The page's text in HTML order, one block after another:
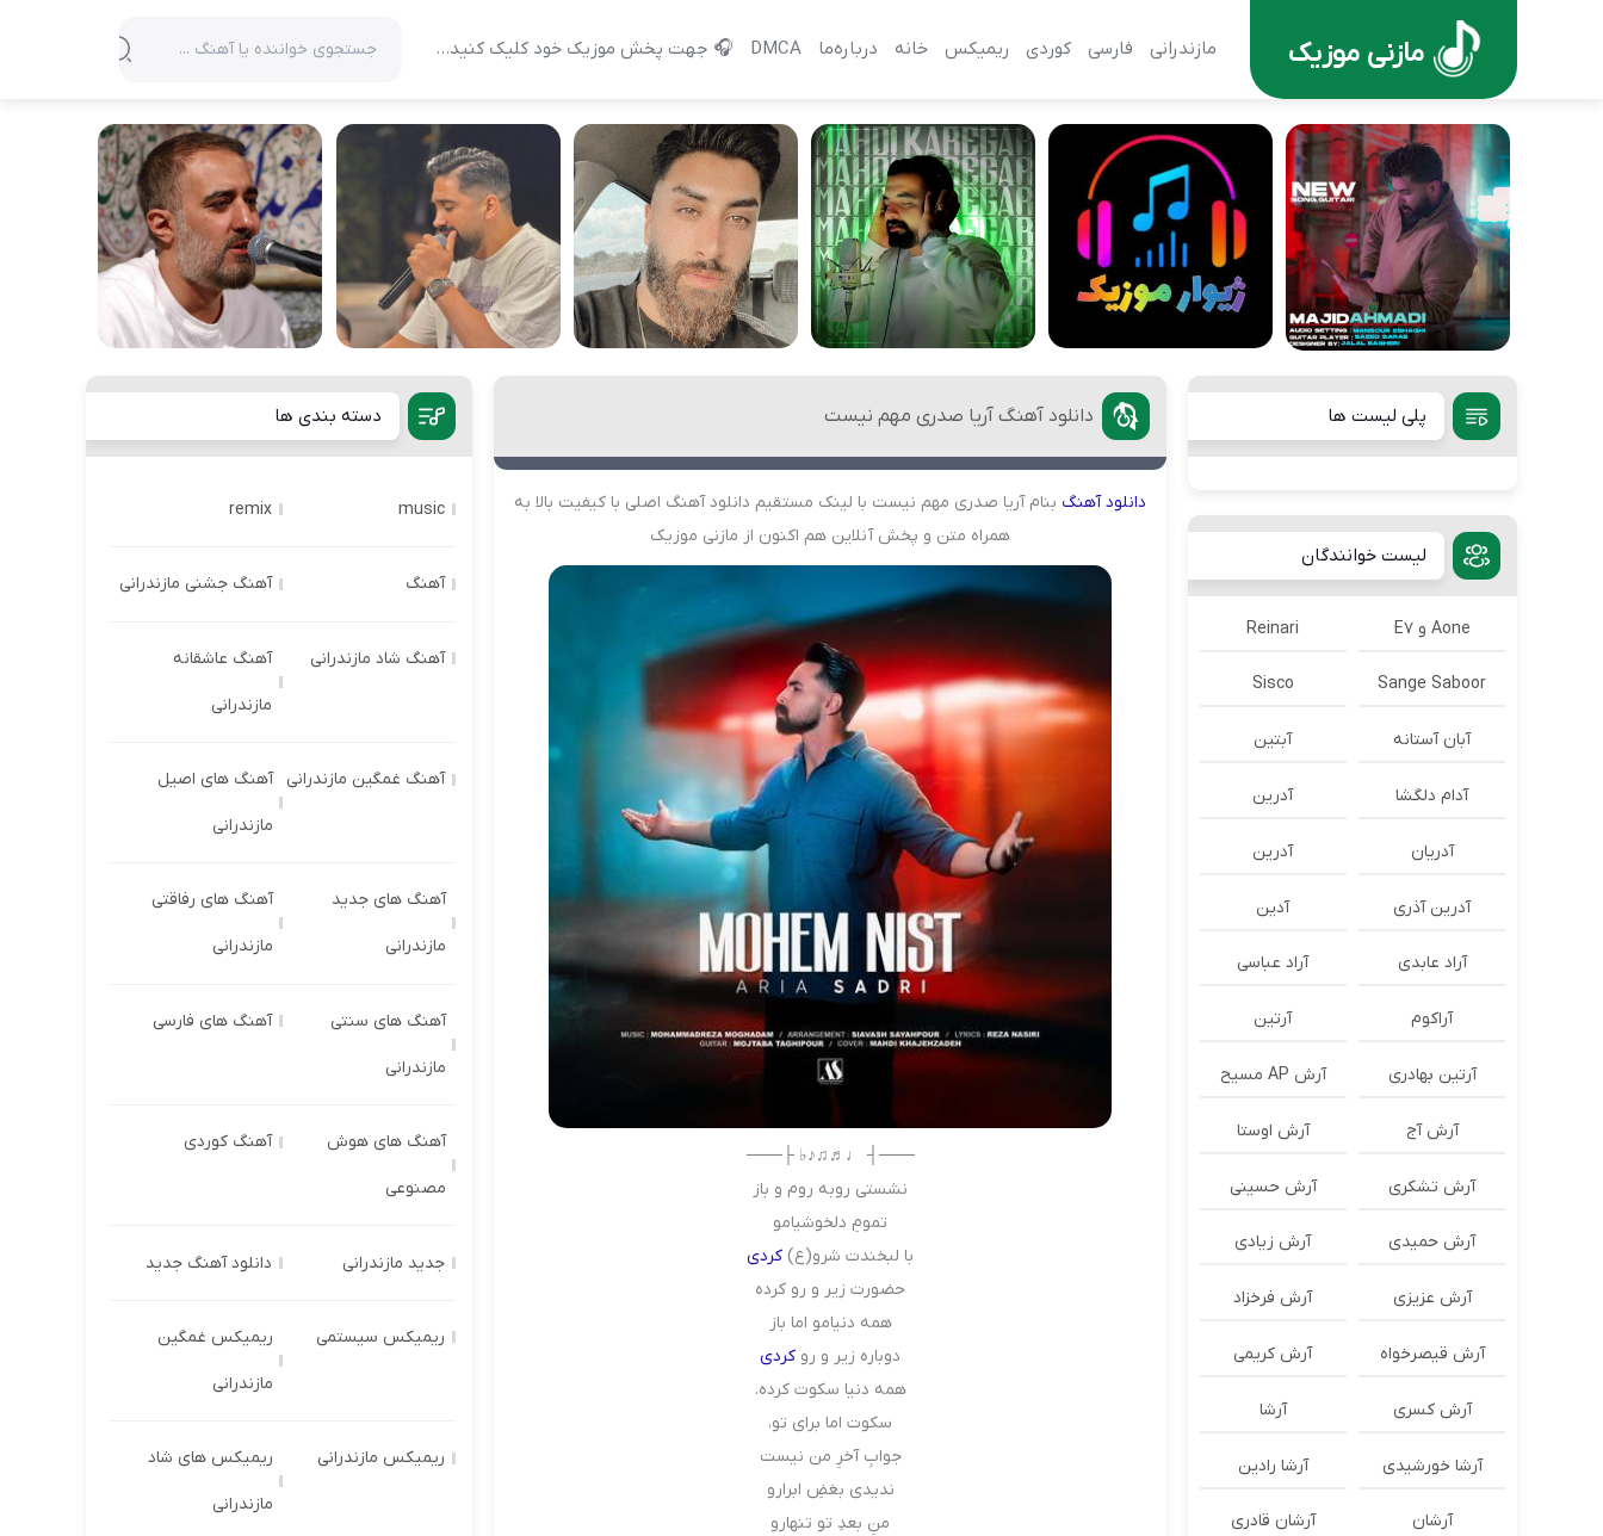
مازنی موزیک مازندرانی فارسی کوردی ریمیکس خانه درباره‌‌ما DMCA 🎧 جهت پخش موزیک خود کلیک کنید…
دانلود آهنگ آریا صدری مهم نیست
دانلودآهنگ بنام آریا صدری مهم نیست با لینک مستقیم دانلود آهنگ اصلی با کیفیت بالا به
همراه متن و پخش آنلاین هم اکنون از مازنی موزیک
───┤ ♩♬♫♪♭ ├───
نشستی روبه روم و باز
تمومِ دلخوشیامو
با لبخندت شرو(ع) کردی
حضورت زیر و رو کرده
همه دنیامو اما باز
دوباره زیر و رو کردی
همه دنیا سکوت کرده.
سکوت اما برای تو،
جوابِ آخرِ من نیست
ندیدی بغضِ ابرارو
منِ بعدِ تو تنهارو
پلی لیست ها
لیست خوانندگان
Aone و E7 Reinari
Sange Saboor
Sisco
آبان آستانه آبتین
آدام دلگشا آدرين
آدریان آدرین
آدرین آذری آدین
آراد عابدی آراد عباسی
آراکوم آرتین
آرتین بهادری آرش AP مسیح
آرش آج آرش اوستا
آرش تشکری آرش حسینی
آرش حمیدی آرش زیادی
آرش عزیزی آرش فرخزاد
آرش قیصرخواه آرش کریمی
آرش کسری آرشا
آرشا خورشیدی آرشا رادین
آرشان آرشان قادری
دسته بندی ها
music
remix
آهنگ آهنگ جشنی مازندرانی
آهنگ شاد مازندرانی آهنگ عاشقانه
مازندرانی
آهنگ غمگین مازندرانی آهنگ های اصیل
مازندرانی
آهنگ های جدید
مازندرانی
آهنگ های رفاقتی
مازندرانی
آهنگ های سنتی
مازندرانی
آهنگ های فارسی
آهنگ های هوش
مصنوعی
آهنگ کوردی
جدید مازندرانی دانلود آهنگ جدید
ریمیکس سیستمی ریمیکس غمگین
مازندرانی
ریمیکس مازندرانی ریمیکس های شاد
مازندرانی